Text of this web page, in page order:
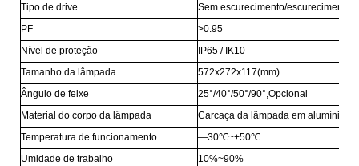
Tipo de drive
Sem escurecimento/escurecimento
PF
>0.95
Nível de proteção
IP65 / IK10
Tamanho da lâmpada
572x272x117(mm)
Ângulo de feixe
25°/40°/50°/90°,Opcional
Material do corpo da lâmpada
Carcaça da lâmpada em alumínio
Temperatura de funcionamento
—30℃~+50℃
Umidade de trabalho
10%~90%